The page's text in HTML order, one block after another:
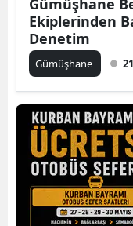
Gümüşhane
Ekiplerinden
Denetim
Gümüşhane